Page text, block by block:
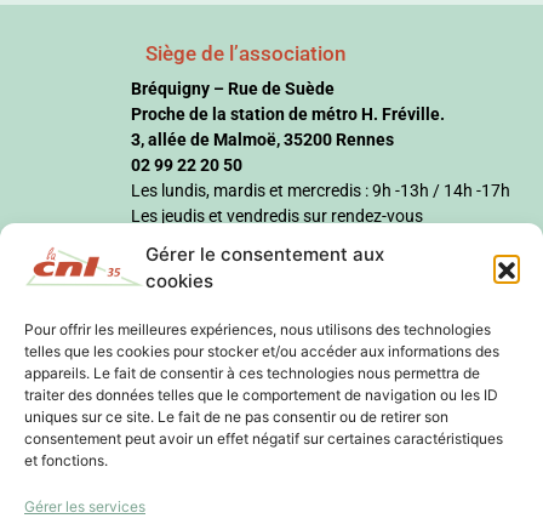
Gérer le consentement aux
cookies
Pour offrir les meilleures expériences, nous utilisons des technologies
telles que les cookies pour stocker et/ou accéder aux informations des
appareils. Le fait de consentir à ces technologies nous permettra de
traiter des données telles que le comportement de navigation ou les ID
uniques sur ce site. Le fait de ne pas consentir ou de retirer son
consentement peut avoir un effet négatif sur certaines caractéristiques
et fonctions.
Gérer les services
Siège de l’association
Bréquigny – Rue de Suède
Proche de la station de métro H. Fréville.
3, allée de Malmoë, 35200 Rennes
02 99 22 20 50
Les lundis, mardis et mercredis : 9h -13h / 14h -17h
Les jeudis et vendredis sur rendez-vous